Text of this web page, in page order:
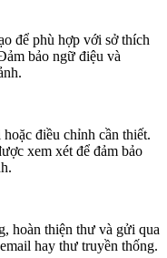
để phù hợp với sở thích
bảo ngữ điệu và
điều chỉnh cần thiết.
xem xét để đảm bảo
hoàn thiện thư và gửi qua
hay thư truyền thống.